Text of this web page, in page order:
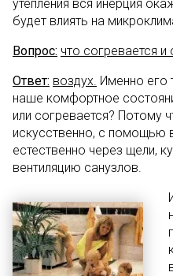
утепления вся инерция
будет влиять на
Вопрос: что согревается и
Ответ: воздух. Именно его
наше комфортное
или согревается? Потому
искусственно, с помощью
естественно через щели,
вентиляцию санузлов.